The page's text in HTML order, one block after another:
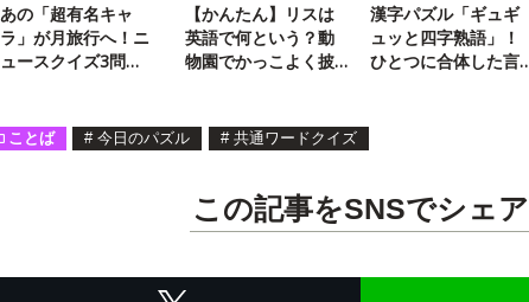
あの「超有名キャ
ラ」が月旅行へ！ニ
ュースクイズ3問
【かんたん】リスは
英語で何という？動
物園でかっこよく披
漢字パズル「ギュギ
ュッと四字熟語」！
ひとつに合体した言
ことば # 今日のパズル # 共通ワードクイズ
この記事をSNSでシェア